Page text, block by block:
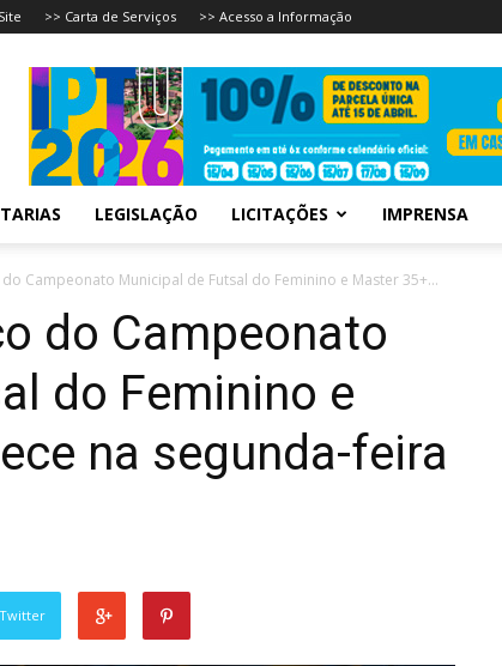
>> Carta de Serviços >> Acesso a Informação
LEGISLAÇÃO LICITAÇÕES IMPRENSA
Campeonato Municipal de Futsal do Feminino e Master 35+...
do Campeonato
do Feminino e
na segunda-feira